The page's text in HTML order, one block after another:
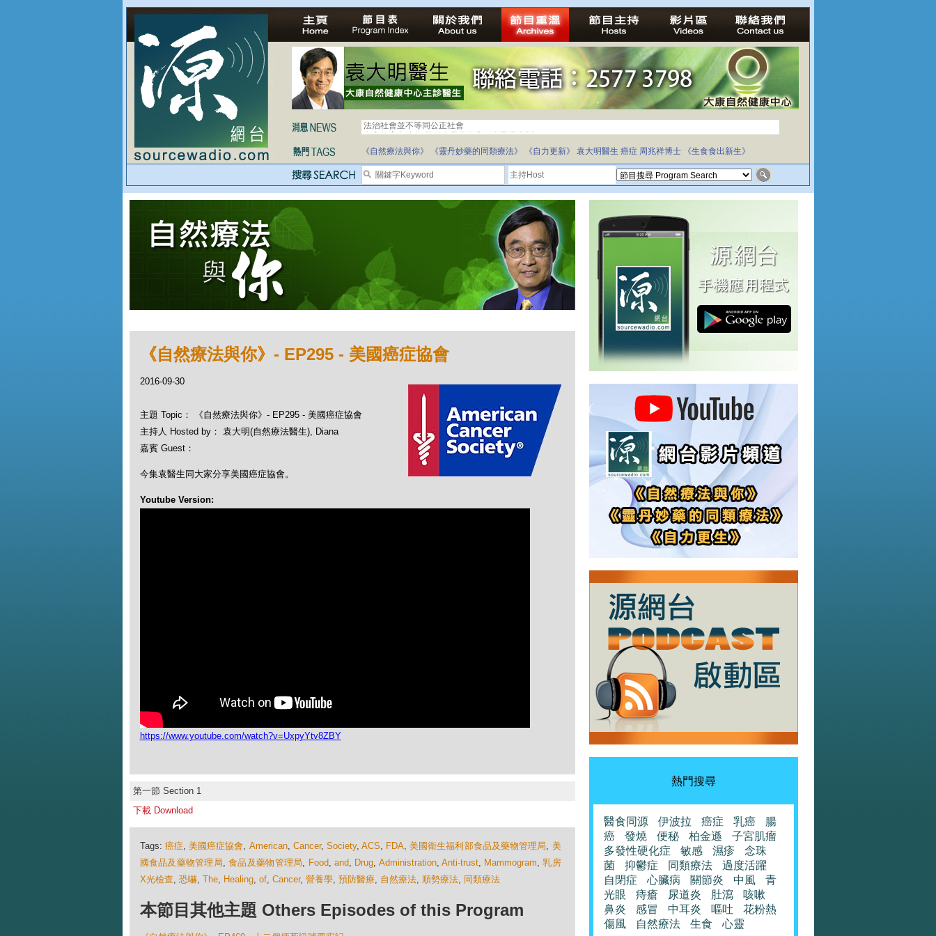
法治社會並不等同公正社會
自家教育合法化-推動多元化教育，全民學卷制
《自然療法與你》 《靈丹妙藥的同類療法》 《自力更新》 袁大明醫生 癌症 周兆祥博士 《生食食出新生》
《自然療法與你》- EP295 - 美國癌症協會
2016-09-30
主題 Topic： 《自然療法與你》- EP295 - 美國癌症協會
主持人 Hosted by： 袁大明(自然療法醫生), Diana
嘉賓 Guest：
今集袁醫生同大家分享美國癌症協會。
Youtube Version:
https://www.youtube.com/watch?v=UxpyYtv8ZBY
第一節 Section 1
下載 Download
Tags: 癌症, 美國癌症協會, American, Cancer, Society, ACS, FDA, 美國衛生福利部食品及藥物管理局, 美
國食品及藥物管理局,食品及藥物管理局, Food, and, Drug, Administration, Anti-trust, Mammogram,乳房
X光檢查, 恐嚇, The, Healing, of, Cancer, 營養學, 預防醫療, 自然療法, 順勢療法, 同類療法
本節目其他主題 Others Episodes of this Program
熱門搜尋
醫食同源 伊波拉 癌症 乳癌
腸
癌
發燒 便秘 柏金遜
子宮肌瘤
多發性硬化症
敏感 濕疹
念珠
菌
抑鬱症 同類療法
過度活躍
自閉症
心臟病 關節炎 中風
青
光眼
痔瘡 尿道炎 肚瀉
咳嗽
鼻炎
感冒 中耳炎 嘔吐
花粉熱
傷風
自然療法 生食 心靈